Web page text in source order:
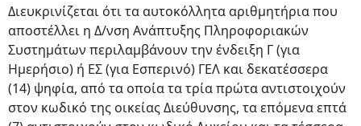
Διευκρινίζεται ότι τα αυτοκόλλητα αριθμητήρια που
αποστέλλει η Δ/νση Ανάπτυξης Πληροφοριακών
Συστημάτων περιλαμβάνουν την ένδειξη Γ (για
Ημερήσιο) ή ΕΣ (για Εσπερινό) ΓΕΛ και δεκατέσσερα
(14) ψηφία, από τα οποία τα τρία πρώτα αντιστοιχούν
στον κωδικό της οικείας Διεύθυνσης, τα επόμενα επτά